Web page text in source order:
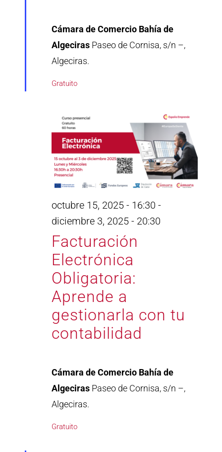
Cámara de Comercio Bahía de
Algeciras Paseo de Cornisa, s/n –,
Algeciras.
Gratuito
Facturación
Electrónica
Obligatoria:
Aprende a
gestionarla con tu
contabilidad
octubre 15, 2025 - 16:30 -
diciembre 3, 2025 - 20:30
Cámara de Comercio Bahía de
Algeciras Paseo de Cornisa, s/n –,
Algeciras.
Gratuito